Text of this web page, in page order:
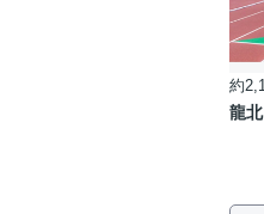
約
龍